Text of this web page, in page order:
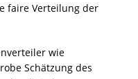
faire Verteilung der
wie
Schätzung des